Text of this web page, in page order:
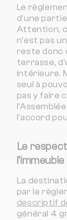
Le
d'une
Attention,
n'est pas
reste donc
terrasse,
intérieure.
seul à
pas y faire
l'accord
Le
l'immeuble
La
par le
descriptif
général 4